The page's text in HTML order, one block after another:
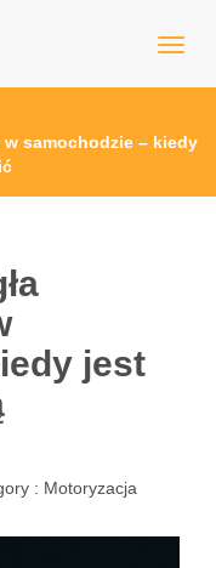
samochodzie – kiedy
jest
: Motoryzacja